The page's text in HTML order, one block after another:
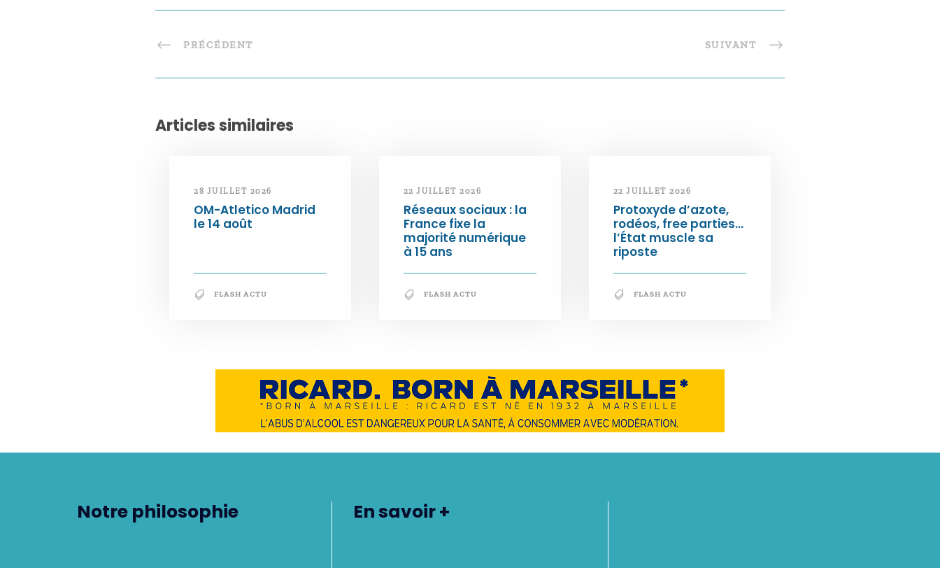
PRÉCÉDENT SUIVANT
Articles similaires
28 JUILLET 2026
OM-Atletico Madrid
le 14 août
FLASH ACTU
22 JUILLET 2026
Réseaux sociaux : la
France fixe la
majorité numérique
à 15 ans
FLASH ACTU
22 JUILLET 2026
Protoxyde d’azote,
rodéos, free parties…
l’État muscle sa
riposte
FLASH ACTU
Notre philosophie En savoir +